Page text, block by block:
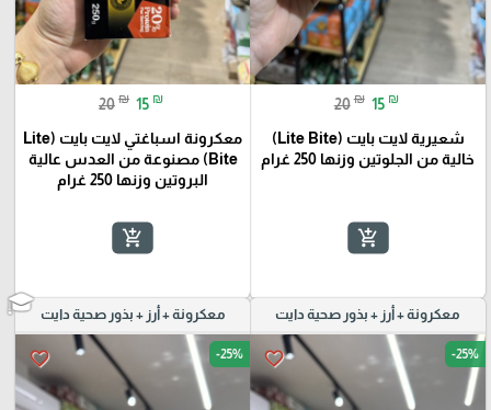
20 ₪ 15 ₪
شعيرية لايت بايت (Lite Bite)
خالية من الجلوتين وزنها 250 غرام
add_shopping_cart
20 ₪ 15 ₪
معكرونة اسباغتي لايت بايت (Lite
Bite) مصنوعة من العدس عالية
البروتين وزنها 250 غرام
add_shopping_cart
معكرونة + أرز + بذور صحية دايت
favorite_border -25%
معكرونة + أرز + بذور صحية دايت
favorite_border -25%